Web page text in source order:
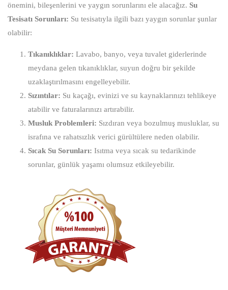
önemini, bileşenlerini ve yaygın sorunlarını ele alacağız. Su
Tesisatı Sorunları: Su tesisatıyla ilgili bazı yaygın sorunlar şunlar
olabilir:
Tıkanıklıklar: Lavabo, banyo, veya tuvalet giderlerinde
meydana gelen tıkanıklıklar, suyun doğru bir şekilde
uzaklaştırılmasını engelleyebilir.
Sızıntılar: Su kaçağı, evinizi ve su kaynaklarınızı tehlikeye
atabilir ve faturalarınızı artırabilir.
Musluk Problemleri: Sızdıran veya bozulmuş musluklar, su
israfına ve rahatsızlık verici gürültülere neden olabilir.
Sıcak Su Sorunları: Isıtma veya sıcak su tedarikinde
sorunlar, günlük yaşamı olumsuz etkileyebilir.